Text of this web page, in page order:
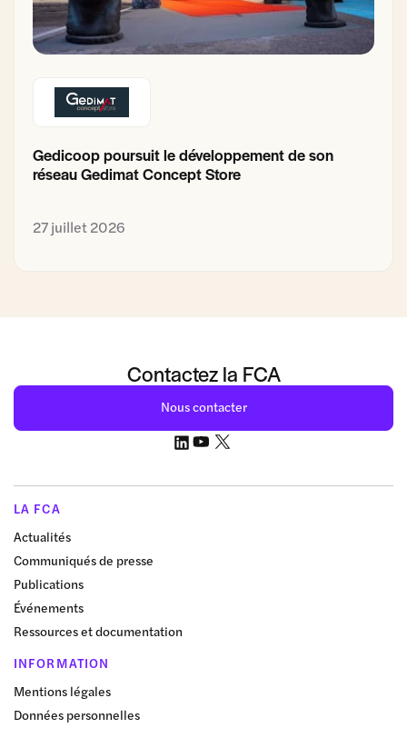
Gedicoop poursuit le développement de son
réseau Gedimat Concept Store
27 juillet 2026
Contactez la FCA
Nous contacter
LA FCA
Actualités
Communiqués de presse
Publications
Événements
Ressources et documentation
INFORMATION
Mentions légales
Données personnelles